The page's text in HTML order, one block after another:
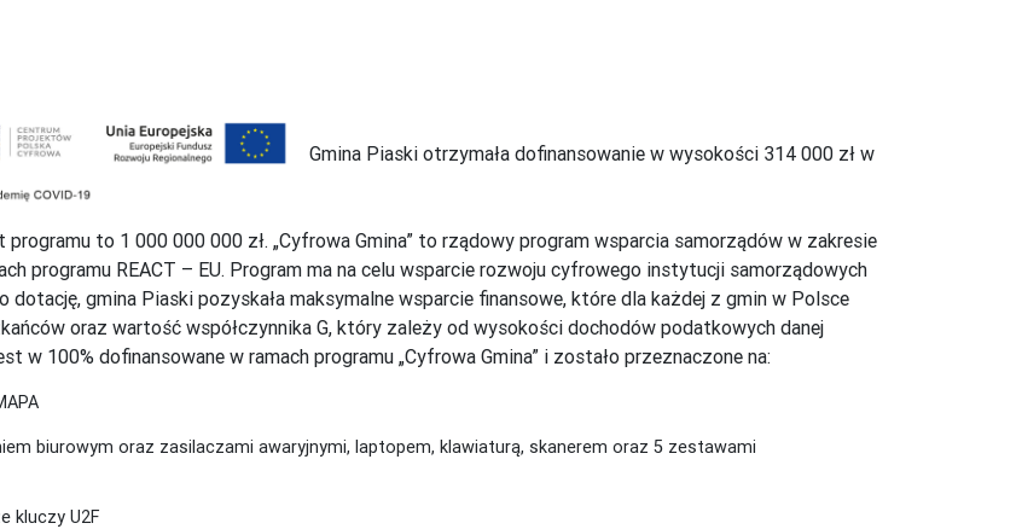
Gmina Piaski otrzymała dofinansowanie w wysokości 314 000 zł w
programu to 1 000 000 000 zł. „Cyfrowa Gmina” to rządowy program wsparcia samorządów w zakresie
programu REACT – EU. Program ma na celu wsparcie rozwoju cyfrowego instytucji samorządowych
gmina Piaski pozyskała maksymalne wsparcie finansowe, które dla każdej z gmin w Polsce
oraz wartość współczynnika G, który zależy od wysokości dochodów podatkowych danej
100% dofinansowane w ramach programu „Cyfrowa Gmina” i zostało przeznaczone na:
biurowym oraz zasilaczami awaryjnymi, laptopem, klawiaturą, skanerem oraz 5 zestawami
kluczy U2F